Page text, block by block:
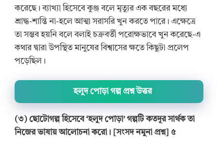
করেছে। ব্যাখ্যা হিসেবে কুঞ্জ বলে মৃত্যুর এক বছরের মধ্যে
শ্রাদ্ধ-শান্তি না-হলে আত্মা সরাসরি খুন করতে পারে। এক্ষেত্রে
তা সম্ভব হয়নি বলে বলাই চক্রবর্তী পরোক্ষভাবে খুন করেছে-এ
কথার দ্বারা উপস্থিত মানুষের বিশ্বাসের ক্ষতে কিছুটা প্রলেপ
পড়েছিল।
হলুদ পোড়া গল্প প্রশ্ন উত্তর
(৩) ছোটোগল্প হিসেবে ‘হলুদ পোড়া’ গল্পটি কতদূর সার্থক তা
নিজের ভাষায় আলোচনা করো। [সংসদ নমুনা প্রশ্ন] ৫